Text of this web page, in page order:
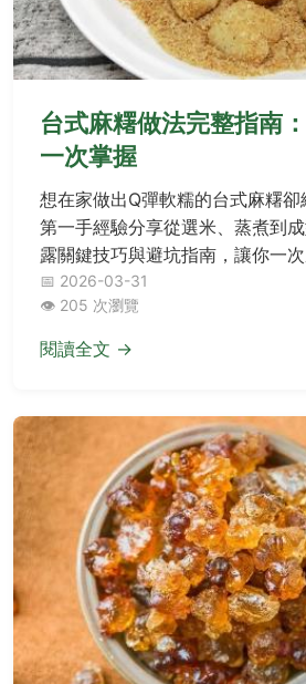
台式麻糬做法完整指南
一次掌握
想在家做出Q彈軟糯的台式麻糬
第一手經驗分享從選米、蒸煮到
露關鍵技巧與避坑指南，讓你一次
📅 2026-03-31
👁️ 205 次瀏覽
閱讀全文 →